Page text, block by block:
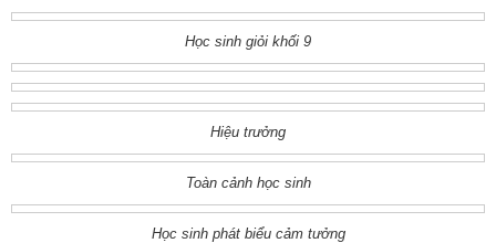
Học sinh giỏi khối 9
Hiệu trưởng
Toàn cảnh học sinh
Học sinh phát biểu cảm tưởng